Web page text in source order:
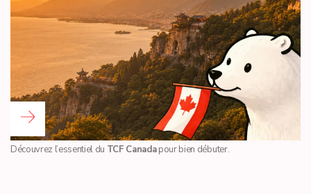
Découvrez l’essentiel du TCF Canadapour bien débuter.